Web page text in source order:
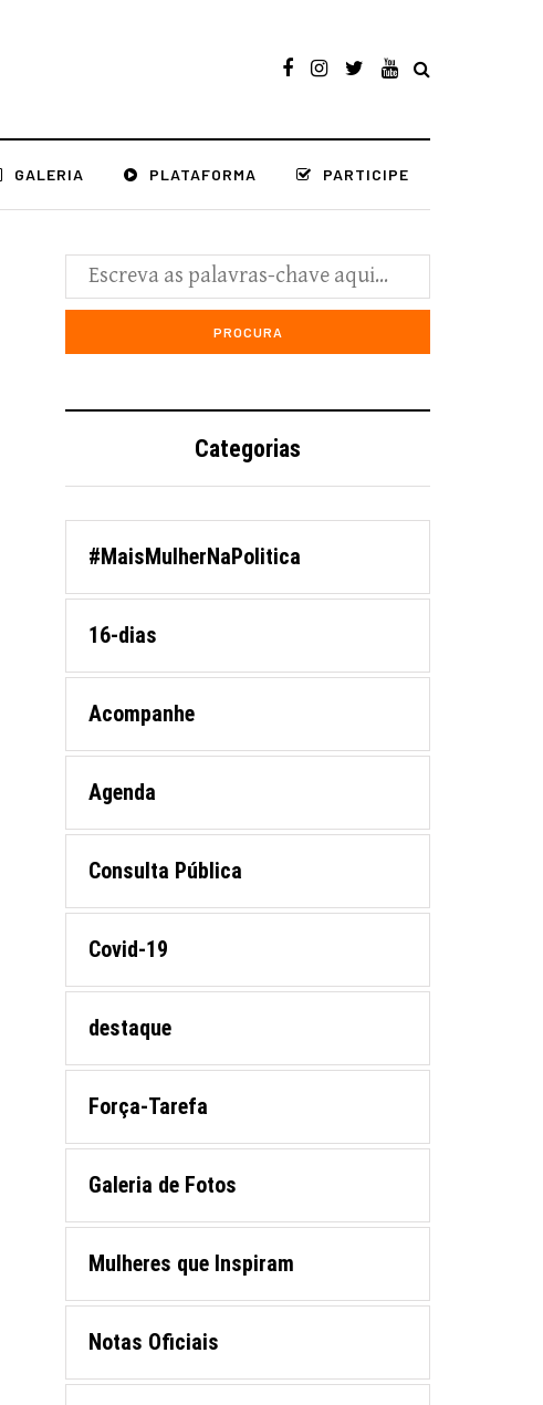
GALERIA PLATAFORMA PARTICIPE
Categorias
#MaisMulherNaPolitica
16-dias
Acompanhe
Agenda
Consulta Pública
Covid-19
destaque
Força-Tarefa
Galeria de Fotos
Mulheres que Inspiram
Notas Oficiais